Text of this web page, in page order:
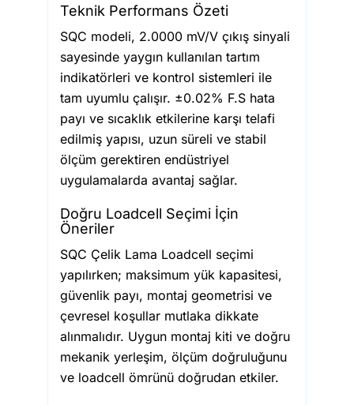
Teknik Performans Özeti
SQC modeli, 2.0000 mV/V çıkış sinyali
sayesinde yaygın kullanılan tartım
indikatörleri ve kontrol sistemleri ile
tam uyumlu çalışır. ±0.02% F.S hata
payı ve sıcaklık etkilerine karşı telafi
edilmiş yapısı, uzun süreli ve stabil
ölçüm gerektiren endüstriyel
uygulamalarda avantaj sağlar.
Doğru Loadcell Seçimi İçin
Öneriler
SQC Çelik Lama Loadcell seçimi
yapılırken; maksimum yük kapasitesi,
güvenlik payı, montaj geometrisi ve
çevresel koşullar mutlaka dikkate
alınmalıdır. Uygun montaj kiti ve doğru
mekanik yerleşim, ölçüm doğruluğunu
ve loadcell ömrünü doğrudan etkiler.